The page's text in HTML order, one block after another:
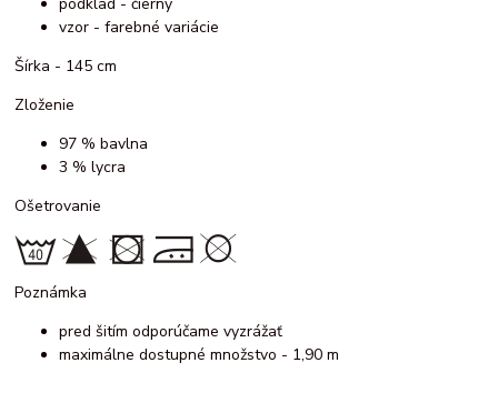
vzor - farebné variácie
Šírka - 145 cm
Zloženie
97 % bavlna
3 % lycra
Ošetrovanie
Poznámka
pred šitím odporúčame vyzrážať
maximálne dostupné množstvo - 1,90 m